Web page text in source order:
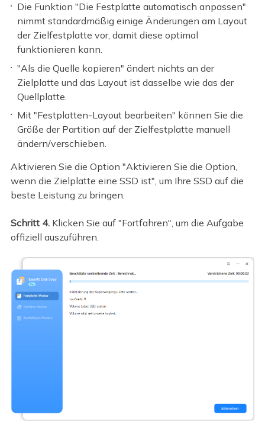
Die Funktion "Die Festplatte automatisch anpassen"
nimmt standardmäßig einige Änderungen am Layout
der Zielfestplatte vor, damit diese optimal
funktionieren kann.
"Als die Quelle kopieren" ändert nichts an der
Zielplatte und das Layout ist dasselbe wie das der
Quellplatte.
Mit "Festplatten-Layout bearbeiten" können Sie die
Größe der Partition auf der Zielfestplatte manuell
ändern/verschieben.
Aktivieren Sie die Option "Aktivieren Sie die Option,
wenn die Zielplatte eine SSD ist", um Ihre SSD auf die
beste Leistung zu bringen.
Schritt 4. Klicken Sie auf "Fortfahren", um die Aufgabe
offiziell auszuführen.